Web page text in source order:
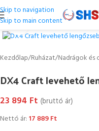
Skip to navigation
Skip to main content
Kattintson a nagyításhoz
Kezdőlap/Ruházat/Nadrágok és
DX4 Craft levehető
23 894 Ft (bruttó ár)
Nettó ár: 17 889Ft